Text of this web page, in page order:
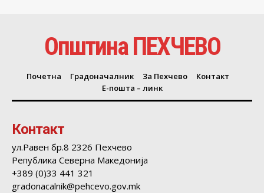
Општина ПЕХЧЕВО
Почетна Градоначалник За Пехчево
Контакт
Е-пошта – линк
Контакт
ул.Равен бр.8 2326 Пехчево
Република Северна Македонија
+389 (0)33 441 321
gradonacalnik@pehcevo.gov.mk